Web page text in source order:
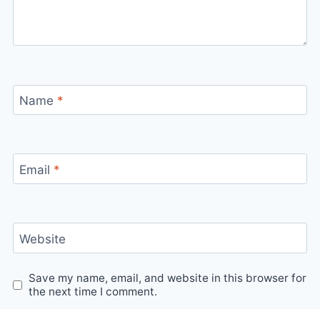
Name *
Email *
Website
Save my name, email, and website in this browser for
the next time I comment.